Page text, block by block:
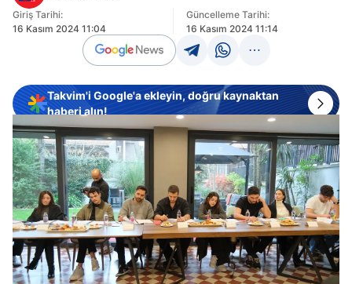
Giriş Tarihi:
16 Kasım 2024 11:04
Güncelleme Tarihi:
16 Kasım 2024 11:14
Takvim'i Google'a ekleyin, doğru kaynaktan
haberi alın!